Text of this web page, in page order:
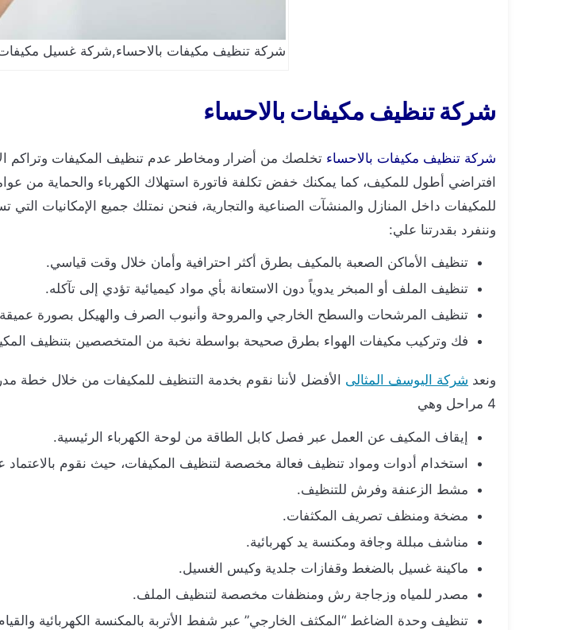
شركة تنظيف مكيفات بالاحساء,شركة غسيل مكيفات
شركة تنظيف مكيفات بالاحساء
شركة تنظيف مكيفات بالاحساء تخلصك من أضرار ومخاطر عدم تنظيف المكيفات وتراكم
افتراضي أطول للمكيف، كما يمكنك خفض تكلفة فاتورة استهلاك الكهرباء والحماية من
للمكيفات داخل المنازل والمنشآت الصناعية والتجارية، فنحن نمتلك جميع الإمكانيات
وننفرد بقدرتنا علي:
تنظيف الأماكن الصعبة بالمكيف بطرق أكثر احترافية وأمان خلال وقت قياسي.
تنظيف الملف أو المبخر يدوياً دون الاستعانة بأي مواد كيميائية تؤدي إلى تآكله.
تنظيف المرشحات والسطح الخارجي والمروحة وأنبوب الصرف والهيكل بصورة
فك وتركيب مكيفات الهواء بطرق صحيحة بواسطة نخبة من المتخصصين بتنظيف
ونعد شركة اليوسف المثالى الأفضل لأننا نقوم بخدمة التنظيف للمكيفات من خلال
4 مراحل وهي
إيقاف المكيف عن العمل عبر فصل كابل الطاقة من لوحة الكهرباء الرئيسية.
استخدام أدوات ومواد تنظيف فعالة مخصصة لتنظيف المكيفات، حيث نقوم بالاعتماد
مشط الزعنفة وفرش للتنظيف.
مضخة ومنظف تصريف المكثفات.
مناشف مبللة وجافة ومكنسة يد كهربائية.
ماكينة غسيل بالضغط وقفازات جلدية وكيس الغسيل.
مصدر للمياه وزجاجة رش ومنظفات مخصصة لتنظيف الملف.
تنظيف وحدة الضاغط “المكثف الخارجي” عبر شفط الأتربة بالمكنسة الكهربائية